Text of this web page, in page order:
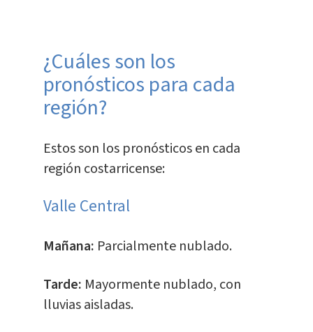
¿Cuáles son los
pronósticos para cada
región?
Estos son los pronósticos en cada
región costarricense:
Valle Central
Mañana: Parcialmente nublado.
Tarde: Mayormente nublado, con
lluvias aisladas.